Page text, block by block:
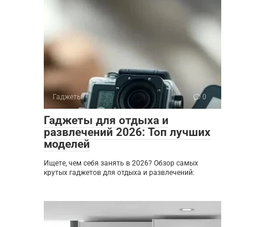
Гаджеты 0
Гаджеты для отдыха и
развлечений 2026: Топ лучших
моделей
Ищете, чем себя занять в 2026? Обзор самых
крутых гаджетов для отдыха и развлечений: